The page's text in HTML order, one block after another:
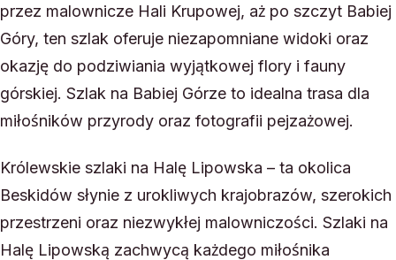
przez malownicze Hali Krupowej, aż po szczyt Babiej
Góry, ten szlak oferuje niezapomniane widoki oraz
okazję do podziwiania wyjątkowej flory i fauny
górskiej. Szlak na Babiej Górze to idealna trasa dla
miłośników przyrody oraz fotografii pejzażowej.
Królewskie szlaki na Halę Lipowska – ta okolica
Beskidów słynie z urokliwych krajobrazów, szerokich
przestrzeni oraz niezwykłej malowniczości. Szlaki na
Halę Lipowską zachwycą każdego miłośnika